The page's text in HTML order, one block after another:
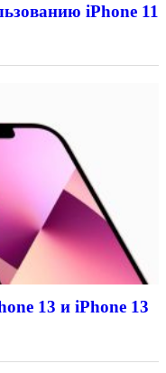
iPhone 11
13 и iPhone 13